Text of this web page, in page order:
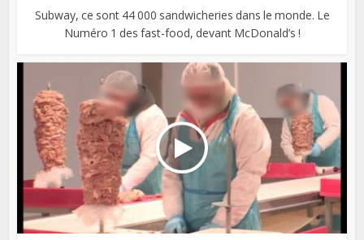
Subway, ce sont 44 000 sandwicheries dans le monde. Le
Numéro 1 des fast-food, devant McDonald’s !